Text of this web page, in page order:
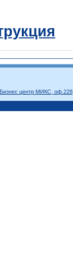
Бизнес центр МИКС, оф.228